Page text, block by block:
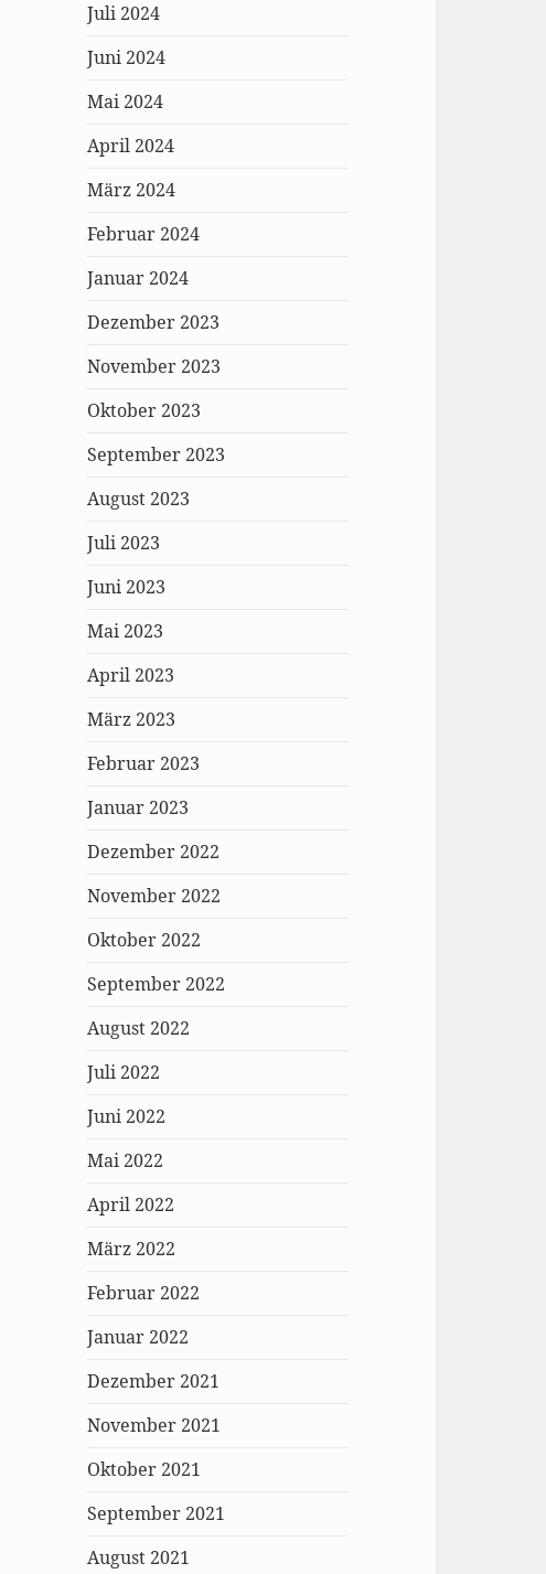
Juli 2024
Juni 2024
Mai 2024
April 2024
März 2024
Februar 2024
Januar 2024
Dezember 2023
November 2023
Oktober 2023
September 2023
August 2023
Juli 2023
Juni 2023
Mai 2023
April 2023
März 2023
Februar 2023
Januar 2023
Dezember 2022
November 2022
Oktober 2022
September 2022
August 2022
Juli 2022
Juni 2022
Mai 2022
April 2022
März 2022
Februar 2022
Januar 2022
Dezember 2021
November 2021
Oktober 2021
September 2021
August 2021